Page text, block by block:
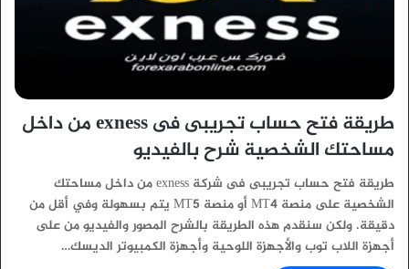
طريقة فتح حساب تجريبى فى exness من داخل
مساحتك الشخصية شرح بالفيديو
طريقة فتح حساب تجريبى فى شركة exness من داخل مساحتك
الشخصية على منصة MT4 أو منصة MT5 يتم بسهولة وفي أقل من
دقيقة. ولكن سنقدم هذه الطريقة بالشرح المصور والفيديو من على
أجهزة اللاب توب والأجهزة اللوحية وأجهزة الكمبيوتر الديسك…